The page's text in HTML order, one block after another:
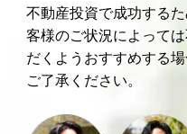
不動産投資で成功する
客様のご状況によって
だくようおすすめする
ご了承ください。